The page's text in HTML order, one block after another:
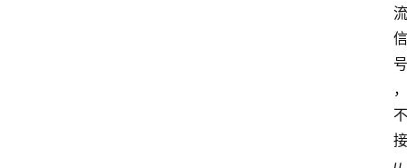
流
信
号
，
不
接